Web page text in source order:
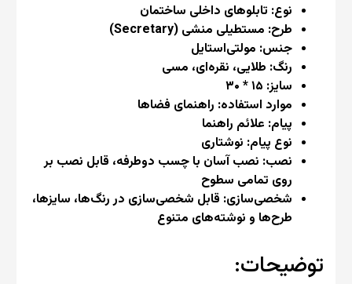
نوع: تابلوهای داخلی ساختمان
طرح: مستطیلی منشی (Secretary)
جنس: مولتی‌استایل
رنگ: طلایی، نقره‌ای، مسی
سایز: ۱۵ * ۳۰
موارد استفاده: راهنمای فضاها
پیام: علائم راهنما
نوع پیام: نوشتاری
نصب: نصب آسان با چسب دو‌طرفه، قابل نصب بر
روی تمامی سطوح
شخصی‌سازی: قابل شخصی‌سازی در رنگ‌ها، سایزها،
طرح‌ها و نوشته‌های متنوع
توضیحات: